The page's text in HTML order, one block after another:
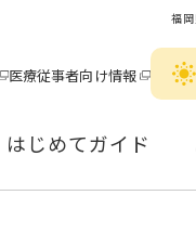
福
医療従事者向け情報
はじめてガイド